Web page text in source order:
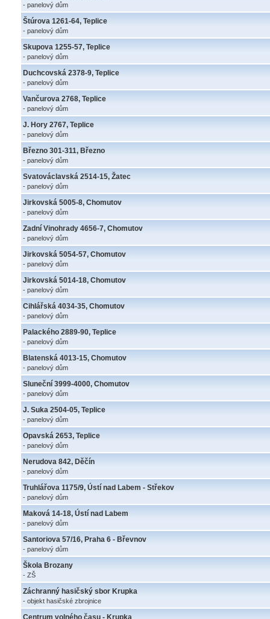
- panelový dům
Štúrova 1261-64, Teplice
- panelový dům
Skupova 1255-57, Teplice
- panelový dům
Duchcovská 2378-9, Teplice
- panelový dům
Vančurova 2768, Teplice
- panelový dům
J. Hory 2767, Teplice
- panelový dům
Březno 301-311, Březno
- panelový dům
Svatováclavská 2514-15, Žatec
- panelový dům
Jirkovská 5005-8, Chomutov
- panelový dům
Zadní Vinohrady 4656-7, Chomutov
- panelový dům
Jirkovská 5054-57, Chomutov
- panelový dům
Jirkovská 5014-18, Chomutov
- panelový dům
Cihlářská 4034-35, Chomutov
- panelový dům
Palackého 2889-90, Teplice
- panelový dům
Blatenská 4013-15, Chomutov
- panelový dům
Sluneční 3999-4000, Chomutov
- panelový dům
J. Suka 2504-05, Teplice
- panelový dům
Opavská 2653, Teplice
- panelový dům
Nerudova 842, Děčín
- panelový dům
Truhlářova 1175/9, Ústí nad Labem - Střekov
- panelový dům
Maková 14-18, Ústí nad Labem
- panelový dům
Santoriova 57/16, Praha 6 - Břevnov
- panelový dům
Škola Brozany
- ZŠ
Záchranný hasičský sbor Krupka
- objekt hasičské zbrojnice
Centrum volného času - Krupka